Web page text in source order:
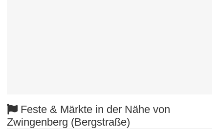
Feste & Märkte in der Nähe von
Zwingenberg (Bergstraße)